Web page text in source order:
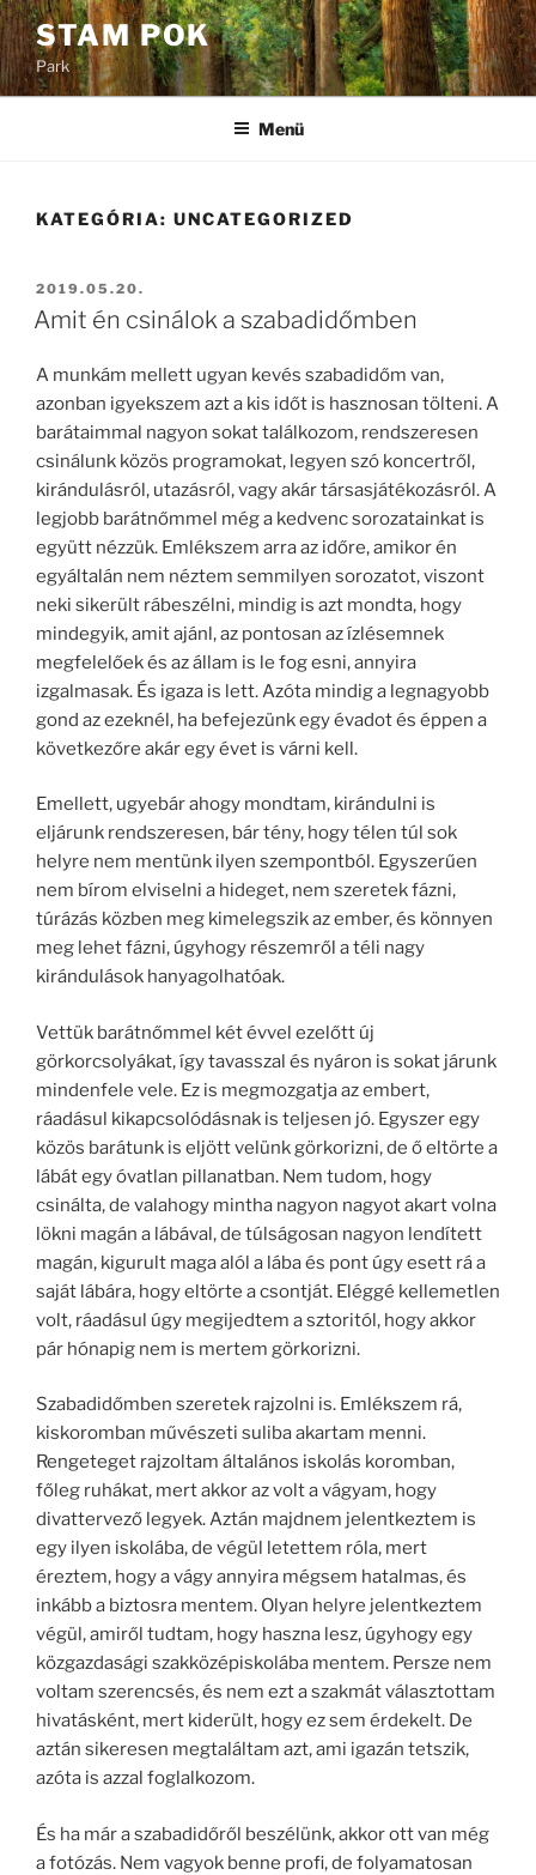
Tartalomhoz
STAM POK
Park
Menü
KATEGÓRIA: UNCATEGORIZED
BEKÜLDVE:
2019.05.20.
Amit én csinálok a szabadidőmben
A munkám mellett ugyan kevés szabadidőm van,
azonban igyekszem azt a kis időt is hasznosan tölteni. A
barátaimmal nagyon sokat találkozom, rendszeresen
csinálunk közös programokat, legyen szó koncertről,
kirándulásról, utazásról, vagy akár társasjátékozásról. A
legjobb barátnőmmel még a kedvenc sorozatainkat is
együtt nézzük. Emlékszem arra az időre, amikor én
egyáltalán nem néztem semmilyen sorozatot, viszont
neki sikerült rábeszélni, mindig is azt mondta, hogy
mindegyik, amit ajánl, az pontosan az ízlésemnek
megfelelőek és az állam is le fog esni, annyira
izgalmasak. És igaza is lett. Azóta mindig a legnagyobb
gond az ezeknél, ha befejezünk egy évadot és éppen a
következőre akár egy évet is várni kell.
Emellett, ugyebár ahogy mondtam, kirándulni is
eljárunk rendszeresen, bár tény, hogy télen túl sok
helyre nem mentünk ilyen szempontból. Egyszerűen
nem bírom elviselni a hideget, nem szeretek fázni,
túrázás közben meg kimelegszik az ember, és könnyen
meg lehet fázni, úgyhogy részemről a téli nagy
kirándulások hanyagolhatóak.
Vettük barátnőmmel két évvel ezelőtt új
görkorcsolyákat, így tavasszal és nyáron is sokat járunk
mindenfele vele. Ez is megmozgatja az embert,
ráadásul kikapcsolódásnak is teljesen jó. Egyszer egy
közös barátunk is eljött velünk görkorizni, de ő eltörte a
lábát egy óvatlan pillanatban. Nem tudom, hogy
csinálta, de valahogy mintha nagyon nagyot akart volna
lökni magán a lábával, de túlságosan nagyon lendített
magán, kigurult maga alól a lába és pont úgy esett rá a
saját lábára, hogy eltörte a csontját. Eléggé kellemetlen
volt, ráadásul úgy megijedtem a sztoritól, hogy akkor
pár hónapig nem is mertem görkorizni.
Szabadidőmben szeretek rajzolni is. Emlékszem rá,
kiskoromban művészeti suliba akartam menni.
Rengeteget rajzoltam általános iskolás koromban,
főleg ruhákat, mert akkor az volt a vágyam, hogy
divattervező legyek. Aztán majdnem jelentkeztem is
egy ilyen iskolába, de végül letettem róla, mert
éreztem, hogy a vágy annyira mégsem hatalmas, és
inkább a biztosra mentem. Olyan helyre jelentkeztem
végül, amiről tudtam, hogy haszna lesz, úgyhogy egy
közgazdasági szakközépiskolába mentem. Persze nem
voltam szerencsés, és nem ezt a szakmát választottam
hivatásként, mert kiderült, hogy ez sem érdekelt. De
aztán sikeresen megtaláltam azt, ami igazán tetszik,
azóta is azzal foglalkozom.
És ha már a szabadidőről beszélünk, akkor ott van még
a fotózás. Nem vagyok benne profi, de folyamatosan